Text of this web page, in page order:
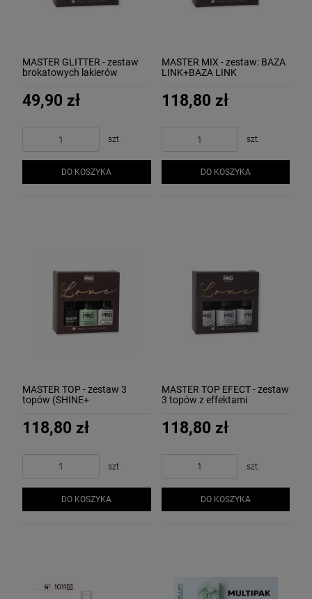
MASTER GLITTER - zestaw
brokatowych lakierów
RÓŻOWY) MOLLON
49,90 zł
szt.
DO KOSZYKA
MASTER MIX - zestaw: BAZA
LINK+BAZA LINK
118,80 zł
szt.
DO KOSZYKA
MASTER TOP - zestaw 3
topów (SHINE+
MOLLON
118,80 zł
szt.
DO KOSZYKA
MASTER TOP EFECT - zestaw
3 topów z effektami
MOLLON
118,80 zł
szt.
DO KOSZYKA